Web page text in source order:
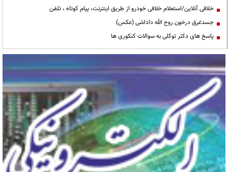
خلافی آنلاین/استعلام خلافی خودرو از طریق اینترنت، پیام کوتاه ، تلفن
جسدغرق درخون روح الله داداشی (عکس)
پاسخ های دکتر توکلی به سوالات کنکوری ها